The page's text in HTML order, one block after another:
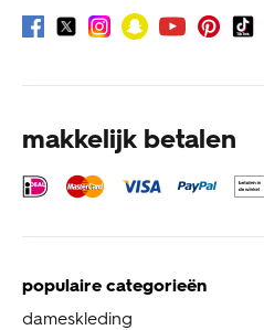
makkelijk betalen
populaire categorieën
dameskleding